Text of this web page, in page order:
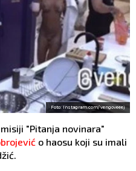
Foto: Instagram.com/ vengoveeej
"Pitanja novinara"
o haosu koji su imali